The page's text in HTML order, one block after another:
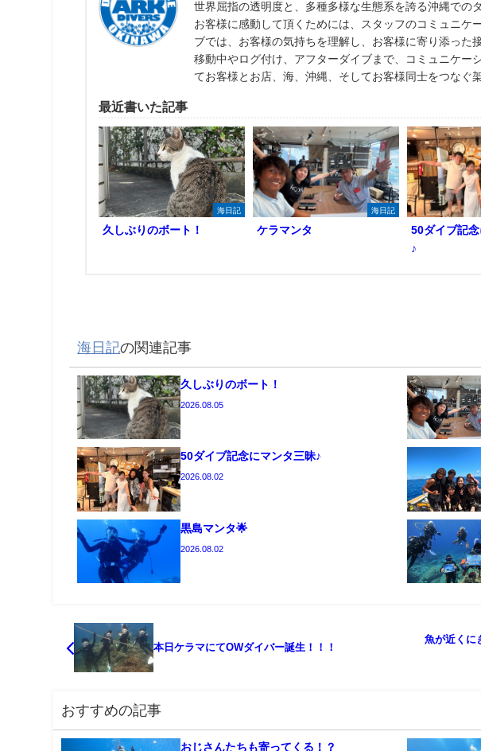
世界屈指の透明度と、多種多様な生態系を誇る沖縄での
お客様に感動して頂くためには、スタッフのコミュニケ
ブでは、お客様の気持ちを理解し、お客様に寄り添った
移動中やログ付け、アフターダイブまで、コミュニケー
てお客様とお店、海、沖縄、そしてお客様同士をつなぐ
最近書いた記事
海日記
久しぶりのボート！
海日記
ケラマンタ
50ダイブ記
♪
海日記の関連記事
久しぶりのボート！
2026.08.05
50ダイブ記念にマンタ三昧♪
2026.08.02
黒島マンタ🌟
2026.08.02
本日ケラマにてOWダイバー誕生！！！
魚が近くに
おすすめの記事
おじさんたちも寄ってくる！？